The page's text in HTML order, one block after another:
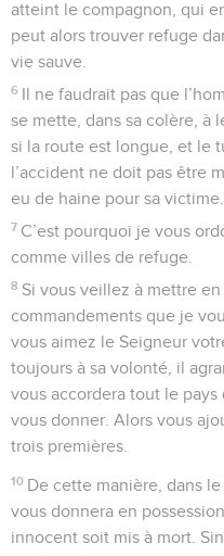
atteint le compagnon, qui
peut alors trouver refuge
vie sauve.
6 Il ne faudrait pas que
se mette, dans sa colère, à
si la route est longue, et le
l’accident ne doit pas être
eu de haine pour sa victime.
7 C’est pourquoi je vous
comme villes de refuge.
8 Si vous veillez à mettre
commandements que je
vous aimez le Seigneur
toujours à sa volonté, il
vous accordera tout le pays
vous donner. Alors vous
trois premières.
10 De cette manière, dans
vous donnera en
innocent soit mis à mort.